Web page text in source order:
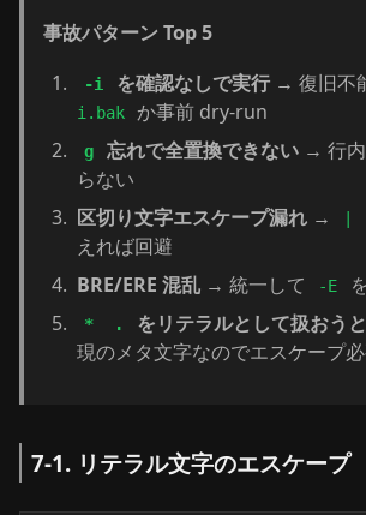
事故パターン Top 5
-i を確認なしで実行→ 復旧不
i.bak
か事前 dry-run
g 忘れで全置換できない→ 行内
らない
区切り文字エスケープ漏れ →
えれば回避
BRE/ERE 混乱 → 統一して -E
* . をリテラルとして扱おう
現のメタ文字なのでエスケープ
7-1. リテラル文字のエスケープ